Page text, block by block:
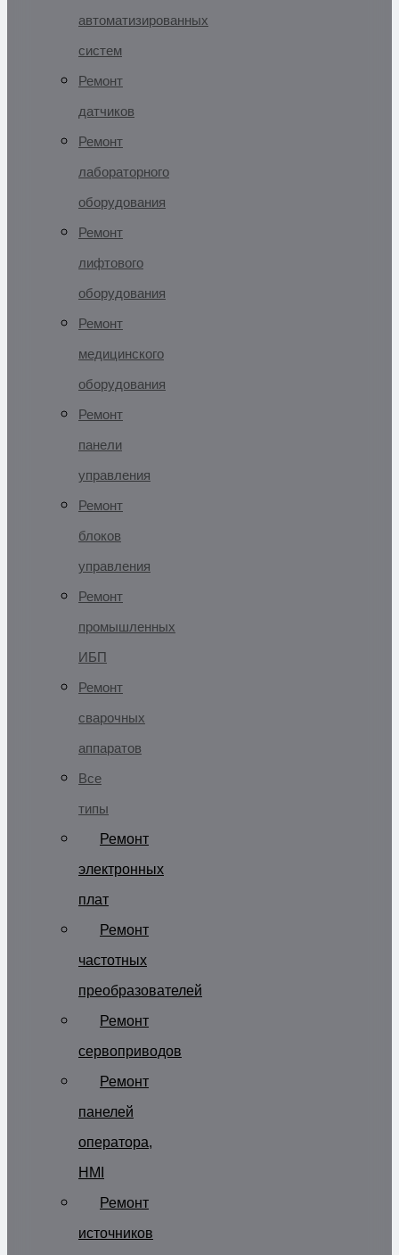
автоматизированных
систем
Ремонт
датчиков
Ремонт
лабораторного
оборудования
Ремонт
лифтового
оборудования
Ремонт
медицинского
оборудования
Ремонт
панели
управления
Ремонт
блоков
управления
Ремонт
промышленных
ИБП
Ремонт
сварочных
аппаратов
Все
типы
Ремонт
электронных
плат
Ремонт
частотных
преобразователей
Ремонт
сервоприводов
Ремонт
панелей
оператора,
HMI
Ремонт
источников